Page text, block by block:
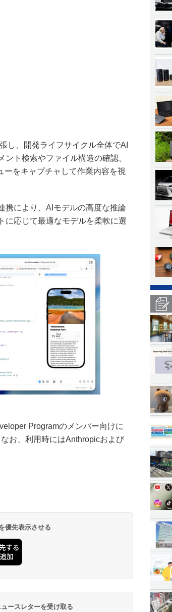
し、開発ライフサイクル全体でAI
ト検索やファイル構造の確認、
をキャプチャして作業内容を視
携により、AIモデルの高度な推論
に応じて最適なモデルを柔軟に選
Programのメンバー向けに
お、利用時にはAnthropicおよび
優先表示させる
ースレターを受け取る